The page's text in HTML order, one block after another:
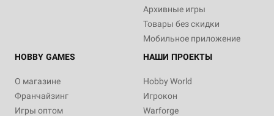
Архивные игры
Товары без скидки
Мобильное приложение
HOBBY GAMES
О магазине
Франчайзинг
Игры оптом
НАШИ ПРОЕКТЫ
Hobby World
Игрокон
Warforge